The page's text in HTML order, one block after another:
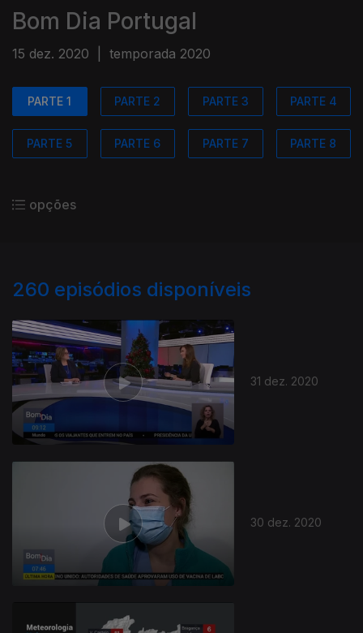
Bom Dia Portugal
15 dez. 2020 temporada 2020
PARTE 1 PARTE 2 PARTE 3 PARTE 4
PARTE 5 PARTE 6 PARTE 7 PARTE 8
opções
260 episódios disponíveis
31 dez. 2020
30 dez. 2020